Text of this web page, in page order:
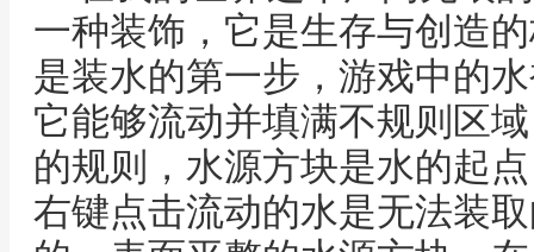
一种装饰，它是生存与创造
是装水的第一步，游戏中的
它能够流动并填满不规则区
的规则，水源方块是水的起
右键点击流动的水是无法装